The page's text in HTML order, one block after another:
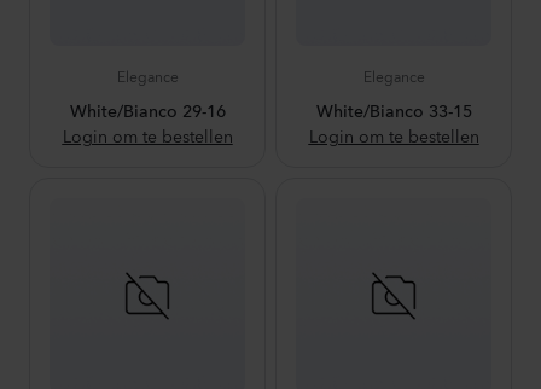
Elegance
White/Bianco 29-16
Login om te bestellen
Elegance
White/Bianco 33-15
Login om te bestellen